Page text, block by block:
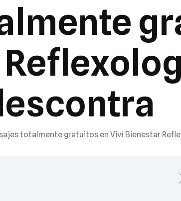
totalmente gratuitos en Viví Bienestar